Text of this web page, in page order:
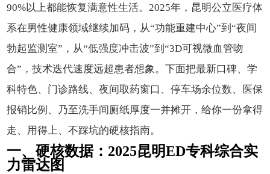
90%以上都能恢复满意性生活。2025年，昆明公立医疗体
系在男性健康领域继续加码，从“功能重建中心”到“夜间
勃起监测室”，从“低强度冲击波”到“3D可视微血管吻
合”，技术迭代速度远超患者想象。下面把最新口碑、学
科特色、门诊路线、夜间取药窗口、停车场余位数、医保
报销比例、乃至洗手间厕纸厚度一并摊开，给你一份拿得
走、用得上、不踩坑的硬核指南。
一、硬核数据：2025昆明ED专科综合实
力雷达图